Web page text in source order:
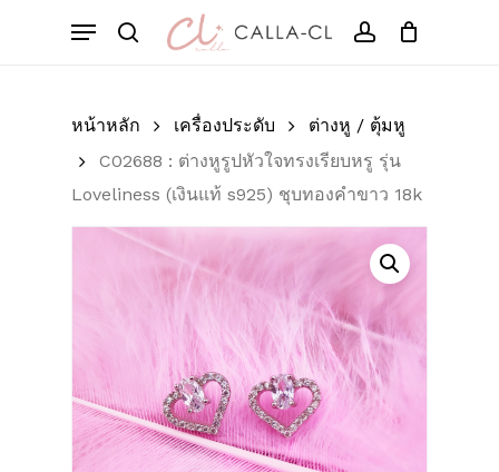
search account
Menu
Cart
หน้าหลัก เครื่องประดับ
ต่างหู / ตุ้มหู
C02688 : ต่างหูรูปหัวใจทรงเรียบหรู รุ่น
Loveliness (เงินแท้ s925) ชุบทองคำขาว 18k
มาเป็นคนแรกที่วิจารณ์
ทรงเรียบหรู รุ่น
Loveliness (เงินแท้
s925) ชุบทองคำขาว 18k”
อีเมลของคุณจะไม่แสดงให้คนอื่นเห็น
ช่องข้อมูลจำเป็นถูกทำเครื่องหมาย
การให้คะแนนของคุณ
บทวิจารณ์ของคุณ*